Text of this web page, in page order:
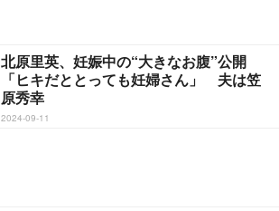
北原里英、妊娠中の“大きなお腹”公開
「ヒキだととっても妊婦さん」 夫は笠
原秀幸
2024-09-11